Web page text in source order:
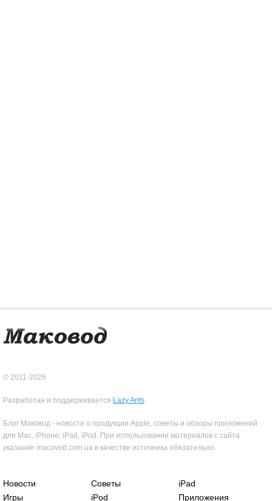
© 2011-2026
Разработан и поддерживается Lazy Ants
Блог Маковод - новости о продукции Apple, советы и обзоры приложений
для Mac, iPhone, iPad, iPod. При использовании материалов с сайта
указание macovod.com.ua в качестве источника обязательно.
Новости Советы
iPad
Игры
iPod Приложения